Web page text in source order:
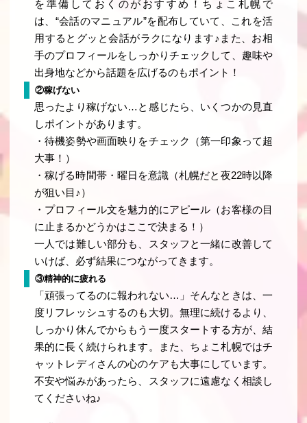
を準備しておくのがおすすめ！ちょこ札幌で
は、“会話のマニュアル”を配布していて、これを活
用するとグッと会話がラクになります♪また、お相
手のプロフィールをしっかりチェックして、趣味や
出身地などから話題を広げるのもポイント！
②稼げない
思ったより稼げない…と感じたら、いくつかの見直
しポイントがあります。
・待機姿勢や画面映りをチェック（第一印象って超
大事！）
・稼げる時間帯・曜日を意識（札幌だと夜22時以降
が狙い目♪）
・プロフィール文を魅力的にアピール（お客様の目
に止まるかどうかはここで決まる！）
一人では難しい部分も、スタッフと一緒に改善して
いけば、必ず結果につながってきます。
③精神的に疲れる
「頑張ってるのに報われない…」そんなときは、一
度リフレッシュするのも大切。無理に続けるより、
しっかり休んでからもう一度スタートする方が、結
果的に長く続けられます。また、ちょこ札幌ではチ
ャットレディさんの心のケアも大事にしています。
不安や悩みがあったら、スタッフに遠慮なく相談し
てくださいね♪